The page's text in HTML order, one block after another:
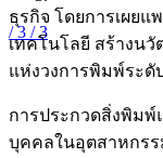
/ 3 / 3
ธุรกิจ โดยการเผย
เทคโนโลยี สร้างนวั
แห่งวงการพิมพ์ระดั
การประกวดสิ่งพิมพ์
บุคคลในอุตสาหกร